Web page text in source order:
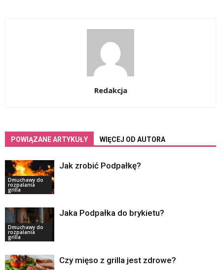
Redakcja
POWIĄZANE ARTYKUŁY WIĘCEJ OD AUTORA
Dmuchawy do
rozpalania
grilla
Jak zrobić Podpałkę?
Dmuchawy do
rozpalania
grilla
Jaka Podpałka do brykietu?
Czy mięso z grilla jest zdrowe?